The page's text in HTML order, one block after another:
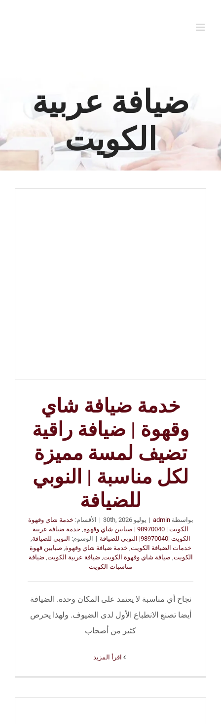
ضيافة عربية
الكويت
خدمة ضيافة شاي
وقهوة | ضيافة راقية
تضيف لمسة مميزة
لكل مناسبة | النوبي
للضيافة
بواسطةadmin
| يوليو 30th, 2026 | الأقسام: خدمة شاي وقهوة
الكويت | 98970040 | صبابين شاي وقهوة
خدمة ضيافة عربية
الكويت |98970040| النوبي للضيافة
| الوسوم: النوبي للضيافة
خدمات الضيافة الكويت خدمة ضيافة شاي وقهوة صبابين قهوة
الكويت ضيافة شاي وقهوة الكويت ضيافة عربية الكويت ضيافة
مناسبات الكويت
نجاح أي مناسبة لا يعتمد على المكان وحده. الضيافة
أيضا تصنع الانطباع الأول لدى الضيوف. ولهذا يحرص
كثير من أصحاب